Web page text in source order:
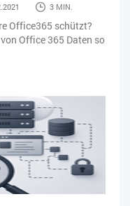
3 MIN.
Office365 schützt?
Office 365 Daten so